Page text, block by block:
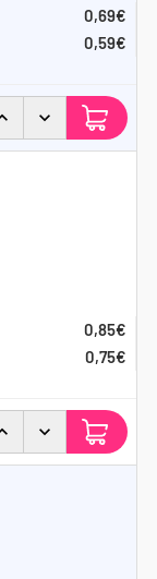
0,69€
0,59€
0,85€
0,75€